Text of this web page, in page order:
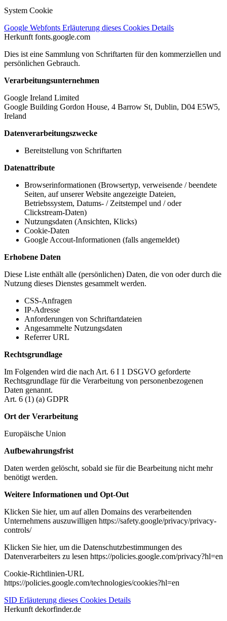
System Cookie
Google Webfonts Erläuterung dieses Cookies Details
Herkunft fonts.google.com
Dies ist eine Sammlung von Schriftarten für den kommerziellen und
persönlichen Gebrauch.
Verarbeitungsunternehmen
Google Ireland Limited
Google Building Gordon House, 4 Barrow St, Dublin, D04 E5W5,
Ireland
Datenverarbeitungszwecke
Bereitstellung von Schriftarten
Datenattribute
Browserinformationen (Browsertyp, verweisende / beendete
Seiten, auf unserer Website angezeigte Dateien,
Betriebssystem, Datums- / Zeitstempel und / oder
Clickstream-Daten)
Nutzungsdaten (Ansichten, Klicks)
Cookie-Daten
Google Accout-Informationen (falls angemeldet)
Erhobene Daten
Diese Liste enthält alle (persönlichen) Daten, die von oder durch die
Nutzung dieses Dienstes gesammelt werden.
CSS-Anfragen
IP-Adresse
Anforderungen von Schriftartdateien
Angesammelte Nutzungsdaten
Referrer URL
Rechtsgrundlage
Im Folgenden wird die nach Art. 6 I 1 DSGVO geforderte
Rechtsgrundlage für die Verarbeitung von personenbezogenen
Daten genannt.
Art. 6 (1) (a) GDPR
Ort der Verarbeitung
Europäische Union
Aufbewahrungsfrist
Daten werden gelöscht, sobald sie für die Bearbeitung nicht mehr
benötigt werden.
Weitere Informationen und Opt-Out
Klicken Sie hier, um auf allen Domains des verarbeitenden
Unternehmens auszuwilligen https://safety.google/privacy/privacy-
controls/
Klicken Sie hier, um die Datenschutzbestimmungen des
Datenverarbeiters zu lesen https://policies.google.com/privacy?hl=en
Cookie-Richtlinien-URL
https://policies.google.com/technologies/cookies?hl=en
SID Erläuterung dieses Cookies Details
Herkunft dekorfinder.de